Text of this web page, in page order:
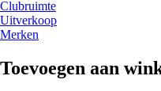
Clubruimte
Uitverkoop
Merken
Toevoegen aan